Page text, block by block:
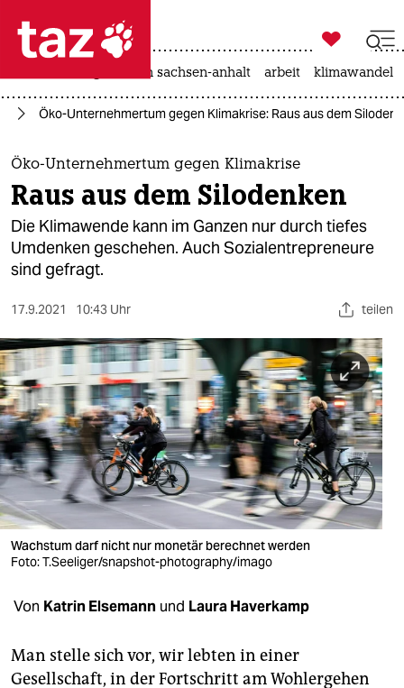
 taz zahl ich
taz zahl ich
themen
politik
öko
gesellschaft
sport
berlin
nord
wahrheit
verlag
verlag
veranstaltungen
fragen & hilfe

taz zahl ich
landtagswahl in sachsen-anhalt arbeit klimawandel
Öko-Unternehmertum gegen Klimakrise: Raus aus dem
Öko-Unternehmertum gegen Klimakrise
Raus aus dem Silodenken
Die Klimawende kann im Ganzen nur durch tiefes
Umdenken geschehen. Auch Sozialentrepreneure
sind gefragt.
17.9.2021 10:43 Uhr teilen
Wachstum darf nicht nur monetär berechnet werden
Foto: T.Seeliger/snapshot-photography/imago
Von Katrin Elsemann und Laura Haverkamp
Man stelle sich vor, wir lebten in einer
Gesellschaft, in der Fortschritt am Wohlergehen